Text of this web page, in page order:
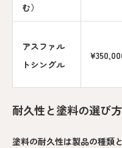
む）
アスファル
トシングル
耐久性と塗料の選び方
塗料の耐久性は製品の種類